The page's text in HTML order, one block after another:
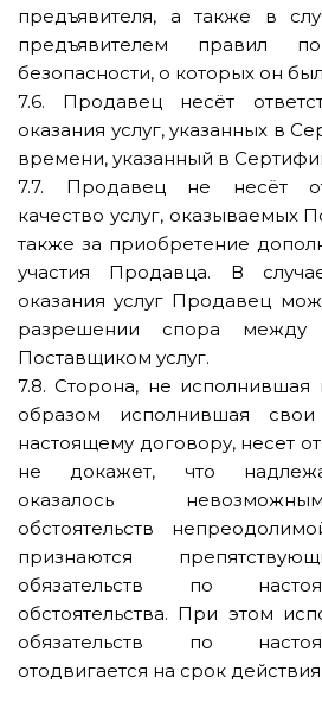
предъявителя, а также в
предъявителем правил
безопасности, о которых он
7.6. Продавец несёт
оказания услуг, указанных в
времени, указанный в
7.7. Продавец не несёт
качество услуг, оказываемых
также за приобретение
участия Продавца. В
оказания услуг Продавец
разрешении спора между
Поставщиком услуг.
7.8. Сторона, не
образом исполнившая свои
настоящему договору, несет
не докажет, что
оказалось
обстоятельств
признаются
обязательств по
обстоятельства. При этом
обязательств по
отодвигается на срок действия